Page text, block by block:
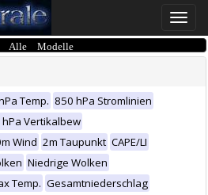
Toggle
Modelle
Temp. 850 hPa Stromlinien
Vertikalbew
Wind 2m Taupunkt CAPE/LI
Niedrige Wolken
Temp. Gesamtniederschlag